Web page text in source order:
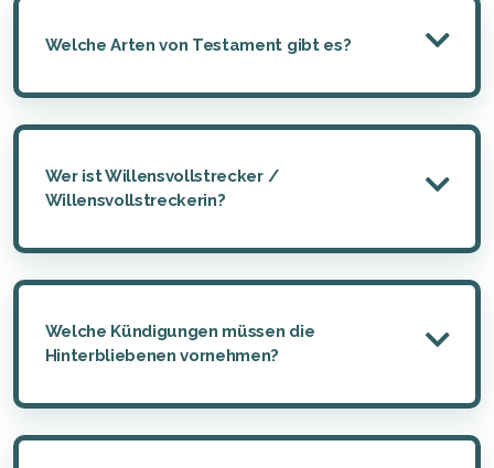
Welche Arten von Testament gibt es?
Wer ist Willensvollstrecker /
Willensvollstreckerin?
Welche Kündigungen müssen die
Hinterbliebenen vornehmen?